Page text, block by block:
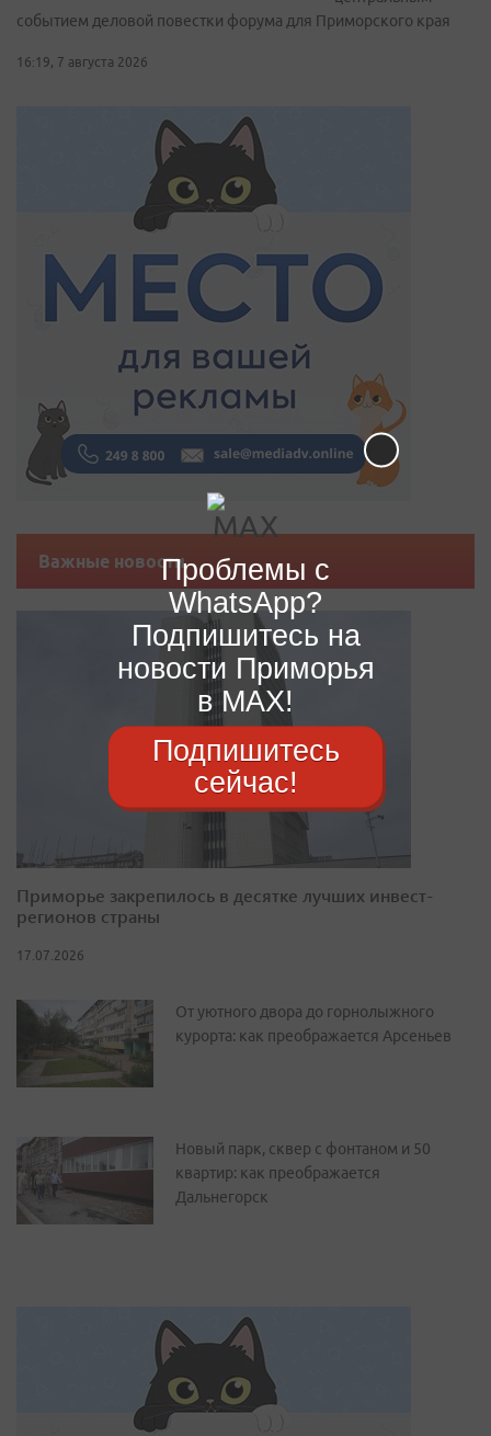
событием деловой повестки форума для Приморского края
16:19, 7 августа 2026
Важные новости
Приморье закрепилось в десятке лучших инвест-
регионов страны
17.07.2026
От уютного двора до горнолыжного
курорта: как преображается Арсеньев
Новый парк, сквер с фонтаном и 50
квартир: как преображается
Дальнегорск
Проблемы с
WhatsApp?
Подпишитесь на
новости Приморья
в MAX!
Подпишитесь
сейчас!